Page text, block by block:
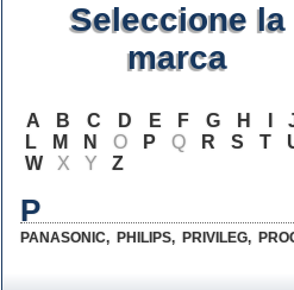
Seleccione la
marca
A B C D E F G H
L
M N O P Q R S T
W
X Y Z
P
PANASONIC, PHILIPS, PRIVILEG,